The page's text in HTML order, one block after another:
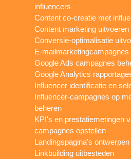
influencers
Content co-creatie met
Content marketing uitvoeren
Conversie-optimalisatie
E-mailmarketingcampagnes
Google Ads campagnes
Google Analytics
Influencer identificatie en
Influencer-campagnes op
beheren
KPI's en prestatiemetingen
campagnes opstellen
Landingspagina’s ontwerpen
Linkbuilding uitbesteden